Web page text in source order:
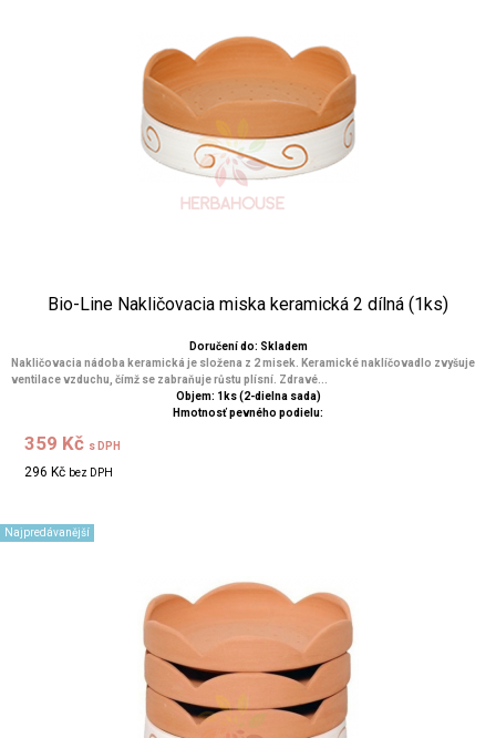
Bio-Line Nakličovacia miska keramická 2 dílná (1ks)
Doručení do: Skladem
Nakličovacia nádoba keramická je složena z 2 misek. Keramické naklíčovadlo zvyšuje
ventilace vzduchu, čímž se zabraňuje růstu plísní. Zdravé...
Objem: 1ks (2-dielna sada)
Hmotnosť pevného podielu:
359 Kč s DPH
296 Kč bez DPH
Najpredávanější